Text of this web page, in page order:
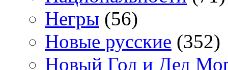
Негры (56)
Новые русские (352)
Новый Год и Дед